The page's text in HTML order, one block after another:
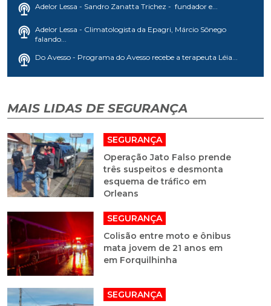
Adelor Lessa - Sandro Zanatta Trichez - fundador e...
Adelor Lessa - Climatologista da Epagri, Márcio Sônego
falando...
Do Avesso - Programa do Avesso recebe a terapeuta Léia...
MAIS LIDAS DE SEGURANÇA
SEGURANÇA
Operação Jato Falso prende
três suspeitos e desmonta
esquema de tráfico em
Orleans
SEGURANÇA
Colisão entre moto e ônibus
mata jovem de 21 anos em
em Forquilhinha
SEGURANÇA